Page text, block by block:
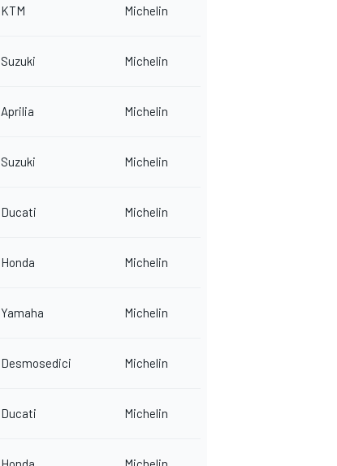
KTM Michelin
Suzuki Michelin
Aprilia Michelin
Suzuki Michelin
Ducati Michelin
Honda Michelin
Yamaha Michelin
Desmosedici Michelin
Ducati Michelin